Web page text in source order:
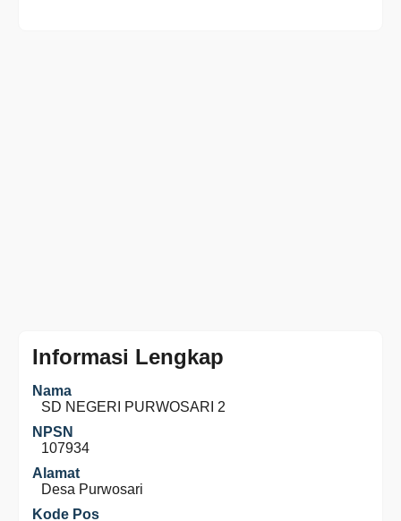
Informasi Lengkap
Nama
SD NEGERI PURWOSARI 2
NPSN
107934
Alamat
Desa Purwosari
Kode Pos